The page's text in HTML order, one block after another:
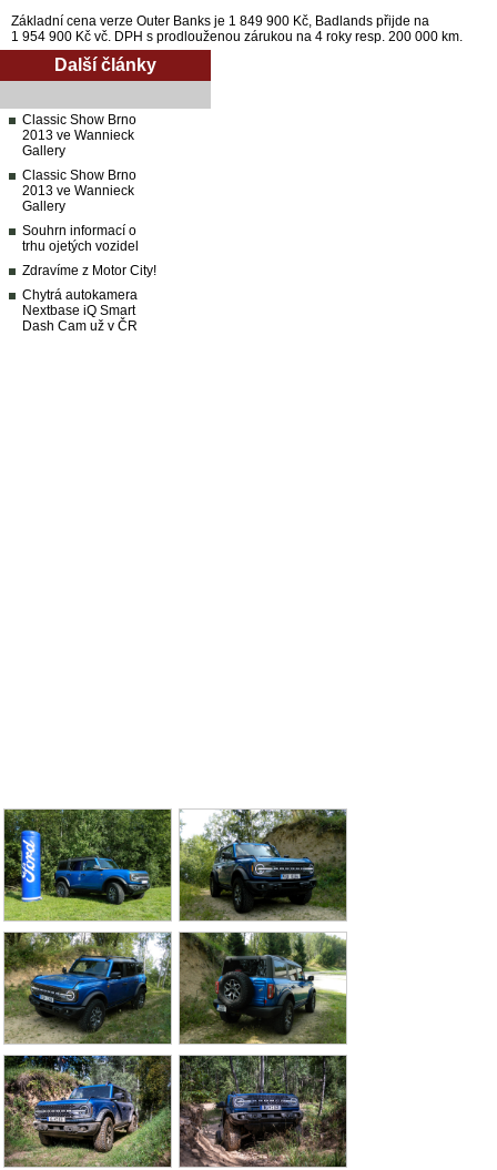
Základní cena verze Outer Banks je 1 849 900 Kč, Badlands přijde na
1 954 900 Kč vč. DPH s prodlouženou zárukou na 4 roky resp. 200 000 km.
Další články
Classic Show Brno
2013 ve Wannieck
Gallery
Classic Show Brno
2013 ve Wannieck
Gallery
Souhrn informací o
trhu ojetých vozidel
Zdravíme z Motor City!
Chytrá autokamera
Nextbase iQ Smart
Dash Cam už v ČR